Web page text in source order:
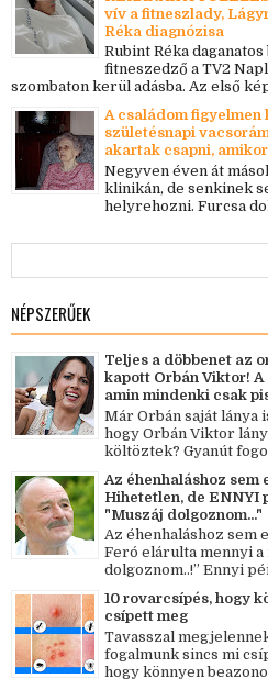
vív a fitneszlady,
Réka diagnózisa
Rubint Réka
fitneszedző a TV2
szombaton kerül adásba. Az első
A családom
születésnapi
akartak csapni,
Negyven éven át
klinikán, de senkinek
helyrehozni. Furcsa
NÉPSZERŰEK
Teljes a döbbenet az
kapott Orbán Viktor!
amin mindenki csak
Már Orbán saját
hogy Orbán Viktor
költöztek? Gyanút
Az éhenhaláshoz sem
Hihetetlen, de ENNYI
"Muszáj dolgoznom..."
Az éhenhaláshoz sem
Feró elárulta mennyi a
dolgoznom..!” Ennyi
10 rovarcsípés, hogy
csípett meg
Tavasszal
fogalmunk sincs mi
hogy könnyen